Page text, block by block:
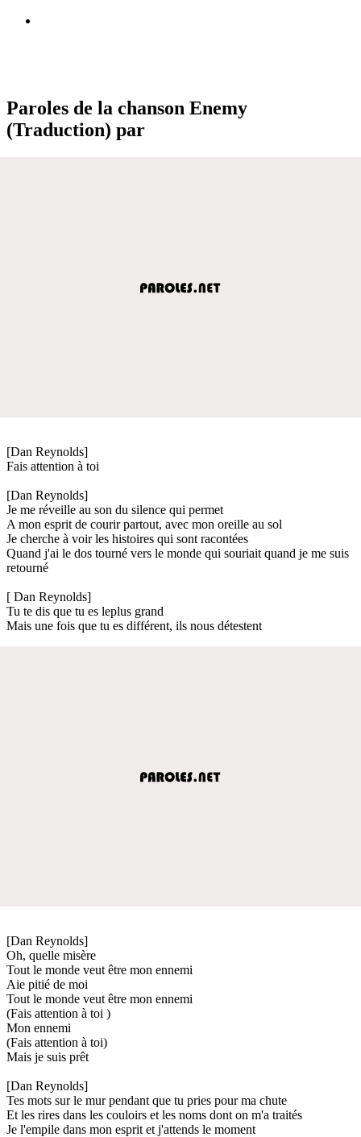
Paroles de la chanson Enemy
(Traduction) par
[Dan Reynolds]
Fais attention à toi
[Dan Reynolds]
Je me réveille au son du silence qui permet
A mon esprit de courir partout, avec mon oreille au sol
Je cherche à voir les histoires qui sont racontées
Quand j'ai le dos tourné vers le monde qui souriait quand je me suis
retourné
[ Dan Reynolds]
Tu te dis que tu es leplus grand
Mais une fois que tu es différent, ils nous détestent
[Dan Reynolds]
Oh, quelle misère
Tout le monde veut être mon ennemi
Aie pitié de moi
Tout le monde veut être mon ennemi
(Fais attention à toi )
Mon ennemi
(Fais attention à toi)
Mais je suis prêt
[Dan Reynolds]
Tes mots sur le mur pendant que tu pries pour ma chute
Et les rires dans les couloirs et les noms dont on m'a traités
Je l'empile dans mon esprit et j'attends le moment